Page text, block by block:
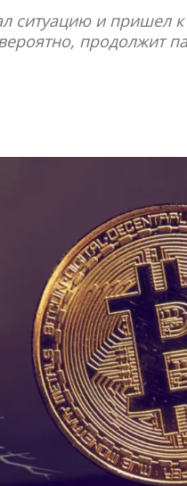
ситуацию и пришел к
продолжит